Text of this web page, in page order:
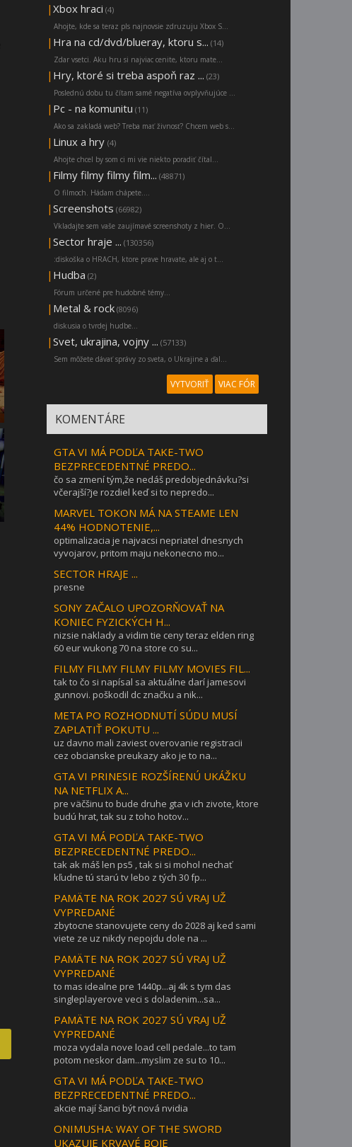
| Xbox hraci (4)
Ahojte, kde sa teraz pls najnovsie zdruzuju Xbox S...
| Hra na cd/dvd/blueray, ktoru s... (14)
Zdar vsetci. Aku hru si najviac cenite, ktoru mate...
| Hry, ktoré si treba aspoň raz ... (23)
Poslednú dobu tu čítam samé negatíva ovplyvňujúce ...
| Pc - na komunitu (11)
Ako sa zakladá web? Treba mať živnosť? Chcem web s...
| Linux a hry (4)
Ahojte chcel by som ci mi vie niekto poradiť čítal...
| Filmy filmy filmy film... (48871)
O filmoch. Hádam chápete....
| Screenshots (66982)
Vkladajte sem vaše zaujímavé screenshoty z hier. O...
| Sector hraje ... (130356)
:diskoška o HRACH, ktore prave hravate, ale aj o t...
| Hudba (2)
Fórum určené pre hudobné témy...
| Metal & rock (8096)
diskusia o tvrdej hudbe...
| Svet, ukrajina, vojny ... (57133)
Sem môžete dávať správy zo sveta, o Ukrajine a ďal...
VYTVORIŤ VIAC FÓR
KOMENTÁRE
GTA VI MÁ PODĽA TAKE-TWO
BEZPRECEDENTNÉ PREDO...
čo sa zmení tým,že nedáš predobjednávku?si
včerajší?je rozdiel keď si to nepredo...
MARVEL TOKON MÁ NA STEAME LEN
44% HODNOTENIE,...
optimalizacia je najvacsi nepriatel dnesnych
vyvojarov, pritom maju nekonecno mo...
SECTOR HRAJE ...
presne
SONY ZAČALO UPOZORŇOVAŤ NA
KONIEC FYZICKÝCH H...
nizsie naklady a vidim tie ceny teraz elden ring
60 eur wukong 70 na store co su...
FILMY FILMY FILMY FILMY MOVIES FIL...
tak to čo si napísal sa aktuálne darí jamesovi
gunnovi. poškodil dc značku a nik...
META PO ROZHODNUTÍ SÚDU MUSÍ
ZAPLATIŤ POKUTU ...
uz davno mali zaviest overovanie registracii
cez obcianske preukazy ako je to na...
GTA VI PRINESIE ROZŠÍRENÚ UKÁŽKU
NA NETFLIX A...
pre väčšinu to bude druhe gta v ich zivote, ktore
budú hrat, tak su z toho hotov...
GTA VI MÁ PODĽA TAKE-TWO
BEZPRECEDENTNÉ PREDO...
tak ak máš len ps5 , tak si si mohol nechať
kľudne tú starú tv lebo z tých 30 fp...
PAMÄTE NA ROK 2027 SÚ VRAJ UŽ
VYPREDANÉ
zbytocne stanovujete ceny do 2028 aj ked sami
viete ze uz nikdy nepojdu dole na ...
PAMÄTE NA ROK 2027 SÚ VRAJ UŽ
VYPREDANÉ
to mas idealne pre 1440p...aj 4k s tym das
singleplayerove veci s doladenim...sa...
PAMÄTE NA ROK 2027 SÚ VRAJ UŽ
VYPREDANÉ
moza vydala nove load cell pedale...to tam
potom neskor dam...myslim ze su to 10...
GTA VI MÁ PODĽA TAKE-TWO
BEZPRECEDENTNÉ PREDO...
akcie mají šanci být nová nvidia
ONIMUSHA: WAY OF THE SWORD
UKAZUJE KRVAVÉ BOJE